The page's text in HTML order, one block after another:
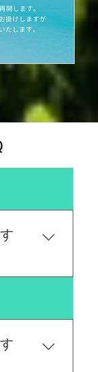
お知らせ】
直接高
、表面
がれやす
やすく
乾いた